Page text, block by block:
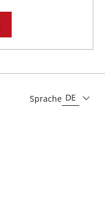
Sprache DE